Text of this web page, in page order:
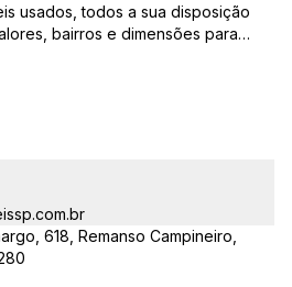
usados, todos a sua disposição
bairros e dimensões para
apartamentos, terrenos, salas
imobiliários.
618, Remanso Campineiro,